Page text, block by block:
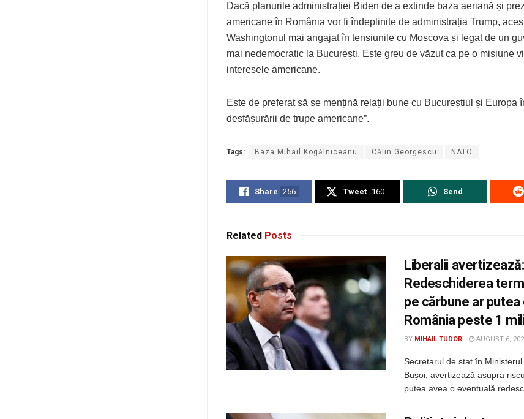
Dacă planurile administrației Biden de a extinde baza aeriană și
americane în România vor fi îndeplinite de administrația Trump,
Washingtonul mai angajat în tensiunile cu Moscova și legat de un
mai nedemocratic la București. Este greu de văzut ca pe o misiune
interesele americane.
Este de preferat să se mențină relații bune cu Bucureștiul și Europa
desfășurării de trupe americane”.
Tags: Baza Mihail Kogălniceanu Călin Georgescu NATO
Share 256 Tweet 160 Send
Related Posts
Liberalii avertizează:
Redeschiderea
pe cărbune ar
România peste 1
BY MIHAIL TUDOR AUGUST 6,
Secretarul de stat în
Bușoi, avertizează asupra
putea avea o eventuală